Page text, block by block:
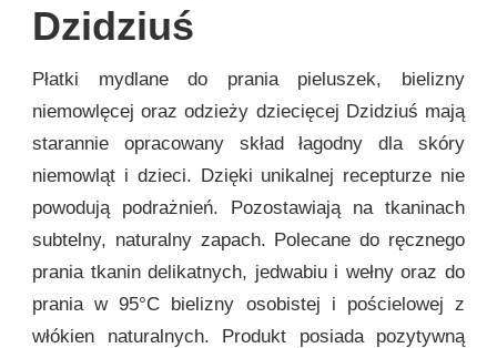
Dzidziuś
Płatki mydlane do prania pieluszek, bielizny
niemowlęcej oraz odzieży dziecięcej Dzidziuś mają
starannie opracowany skład łagodny dla skóry
niemowląt i dzieci. Dzięki unikalnej recepturze nie
powodują podrażnień. Pozostawiają na tkaninach
subtelny, naturalny zapach. Polecane do ręcznego
prania tkanin delikatnych, jedwabiu i wełny oraz do
prania w 95°C bielizny osobistej i pościelowej z
włókien naturalnych. Produkt posiada pozytywną